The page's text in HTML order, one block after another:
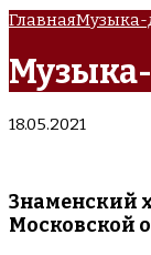
Главная
18.05.2021
Знаменский
Московской